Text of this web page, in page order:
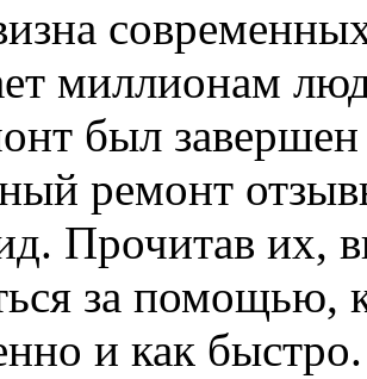
миллионам
был
ремонт
Прочитав их,
за помощью,
и как быстро.